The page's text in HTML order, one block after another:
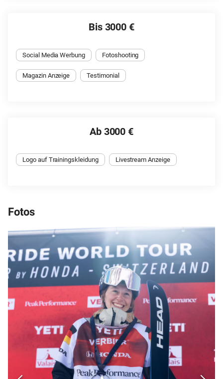
Bis 3000 €
Social Media Werbung Fotoshooting
Magazin Anzeige Testimonial
Ab 3000 €
Logo auf Trainingskleidung Livestream Anzeige
Fotos